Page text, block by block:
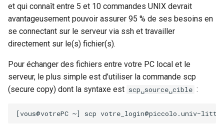
et qui connaît entre 5 et 10 commandes UNIX devrait
avantageusement pouvoir assurer 95 % de ses besoins en
se connectant sur le serveur via ssh et travailler
directement sur le(s) fichier(s).
Pour échanger des fichiers entre votre PC local et le
serveur, le plus simple est d’utiliser la commande scp
(secure copy) dont la syntaxe est scp␣source␣cible :
[vous@votrePC ~] scp